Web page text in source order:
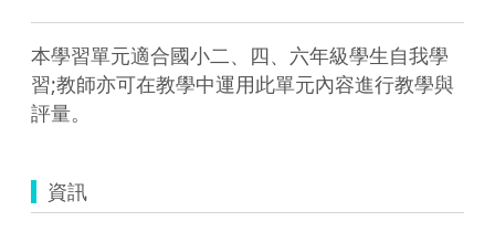
本學習單元適合國小二、四、六年級學生自我學
習;教師亦可在教學中運用此單元內容進行教學與
評量。
資訊